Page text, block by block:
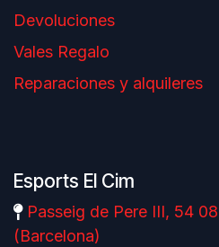
Devoluciones
Vales Regalo
Reparaciones y alquileres
Esports El Cim
Passeig de Pere III, 54
(Barcelona)